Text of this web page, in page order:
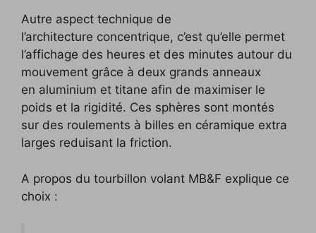
Autre aspect technique de
l’architecture concentrique, c’est qu’elle permet
l’affichage des heures et des minutes autour du
mouvement grâce à deux grands anneaux
en aluminium et titane afin de maximiser le
poids et la rigidité. Ces sphères sont montés
sur des roulements à billes en céramique extra
larges reduisant la friction.
A propos du tourbillon volant MB&F explique ce
choix :